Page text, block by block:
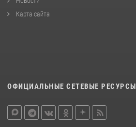
Карта сайта
ОФИЦИАЛЬНЫЕ СЕТЕВЫЕ РЕСУРСЫ